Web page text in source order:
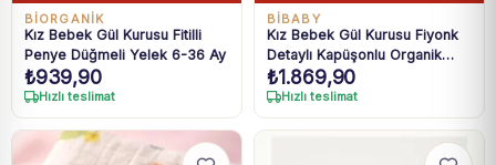
BIORGANIK
Kız Bebek Gül Kurusu Fitilli
Penye Düğmeli Yelek 6-36 Ay
₺939,90
Hızlı teslimat
BIBABY
Kız Bebek Gül Kurusu Fiyonk
Detaylı Kapüşonlu Organik
Pamuklu Tulum 6-18 Ay
₺1.869,90
Hızlı teslimat